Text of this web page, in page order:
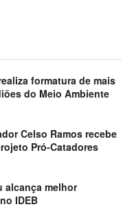
formatura de mais
do Meio Ambiente
Celso Ramos recebe
Pró-Catadores
alcança melhor
IDEB